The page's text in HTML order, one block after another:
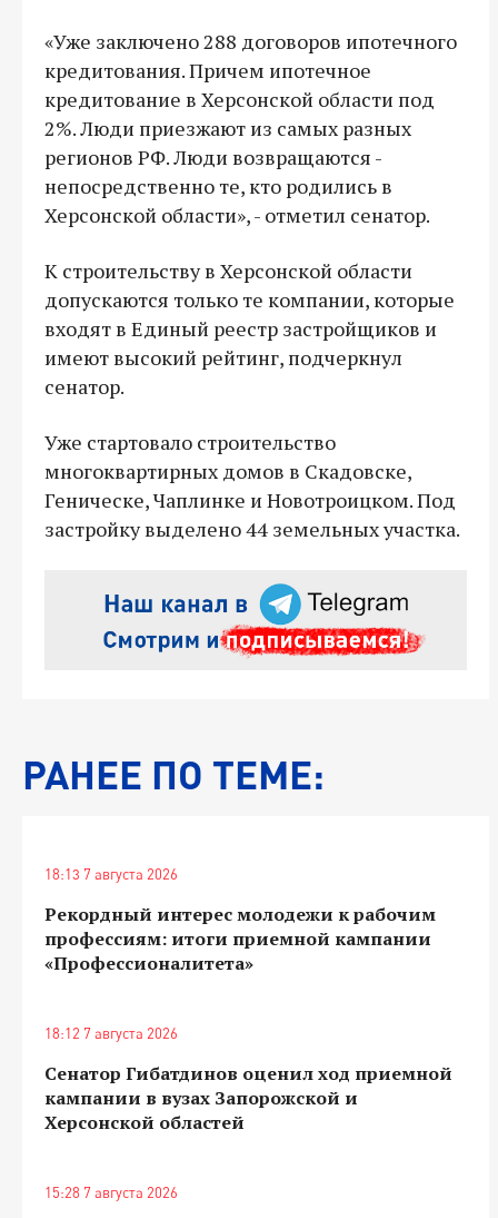
«Уже заключено 288 договоров ипотечного
кредитования. Причем ипотечное
кредитование в Херсонской области под
2%. Люди приезжают из самых разных
регионов РФ. Люди возвращаются -
непосредственно те, кто родились в
Херсонской области», - отметил сенатор.
К строительству в Херсонской области
допускаются только те компании, которые
входят в Единый реестр застройщиков и
имеют высокий рейтинг, подчеркнул
сенатор.
Уже стартовало строительство
многоквартирных домов в Скадовске,
Геническе, Чаплинке и Новотроицком. Под
застройку выделено 44 земельных участка.
РАНЕЕ ПО ТЕМЕ:
18:13 7 августа 2026
Рекордный интерес молодежи к рабочим
профессиям: итоги приемной кампании
«Профессионалитета»
18:12 7 августа 2026
Сенатор Гибатдинов оценил ход приемной
кампании в вузах Запорожской и
Херсонской областей
15:28 7 августа 2026